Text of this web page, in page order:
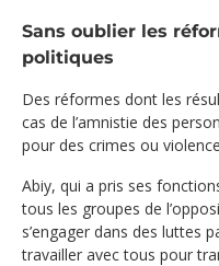
Sans oublier les
politiques
Des réformes dont les
cas de l’amnistie des
pour des crimes ou
Abiy, qui a pris ses
tous les groupes de
s’engager dans des luttes
travailler avec tous pour